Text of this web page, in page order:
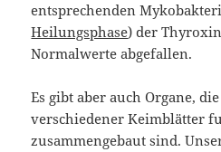
entsprechenden
Heilungsphase) der
Normalwerte abgefallen.
Es gibt aber auch Organe,
verschiedener Keimblätter
zusammengebaut sind.